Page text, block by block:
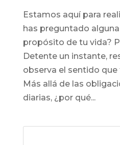
Estamos aquí para
has preguntado
propósito de tu vida?
Detente un instante,
observa el sentido
Más allá de las
diarias, ¿por qué...